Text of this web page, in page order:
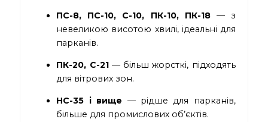
ПС-8, ПС-10, С-10, ПК-10, ПК-18— з
невеликою висотою хвилі, ідеальні для
парканів.
ПК-20, С-21— більш жорсткі, підходять
для вітрових зон.
НС-35 і вище — рідше для парканів,
більше для промислових об’єктів.